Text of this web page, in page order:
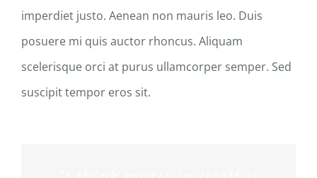
imperdiet justo. Aenean non mauris leo. Duis
posuere mi quis auctor rhoncus. Aliquam
scelerisque orci at purus ullamcorper semper. Sed
suscipit tempor eros sit.